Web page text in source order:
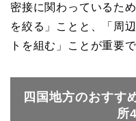
密接に関わっているた
を絞る」ことと、「周
トを組む」ことが重要で
四国地方のおすす
所